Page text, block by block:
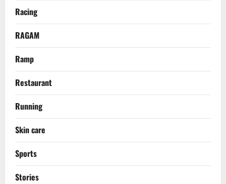
Racing
RAGAM
Ramp
Restaurant
Running
Skin care
Sports
Stories